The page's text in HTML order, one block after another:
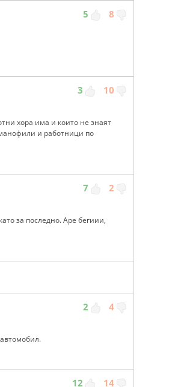
5 8
3 10
хора има и които не знаят
и работници по
7 2
за последно. Аре бегиии,
2 4
12 14